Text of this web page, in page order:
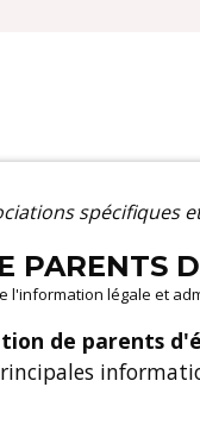
spécifiques
PARENTS
l'information légale et
de parents